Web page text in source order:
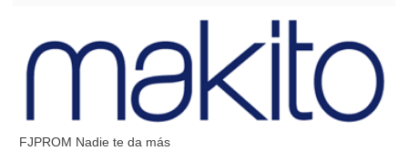
FJPROM Nadie te da más